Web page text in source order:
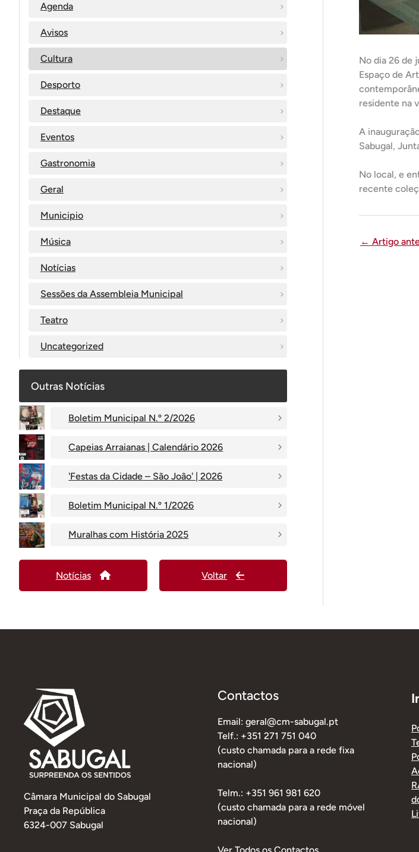
Agenda
Avisos
Cultura
Desporto
Destaque
Eventos
Gastronomia
Geral
Municipio
Música
Notícias
Sessões da Assembleia Municipal
Teatro
Uncategorized
Outras Notícias
Boletim Municipal N.º 2/2026
Capeias Arraianas | Calendário 2026
'Festas da Cidade – São João' | 2026
Boletim Municipal N.º 1/2026
Muralhas com História 2025
Notícias Voltar
No dia 26 de
Espaço de
residente na
A
Sabugal,
No local, e
recente
← Artigo
Câmara Municipal do Sabugal
Praça da República
6324-007 Sabugal
Contactos
Email: geral@cm-sabugal.pt
Telf.: +351 271 751 040
(custo chamada para a rede fixa
nacional)
Telm.: +351 961 981 620
(custo chamada para a rede móvel
nacional)